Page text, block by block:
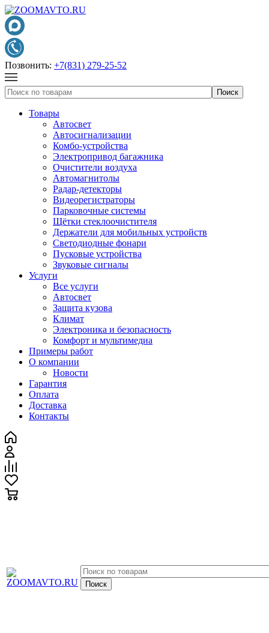
Позвонить: +7(831) 279-25-52
Товары
Автосвет
Автосигнализации
Комбо-устройства
Электропривод багажника
Очистители воздуха
Автомагнитолы
Радар-детекторы
Видеорегистраторы
Парковочные системы
Щётки стеклоочистителя
Держатели для мобильных устройств
Светодиодные фонари
Пусковые устройства
Звуковые сигналы
Услуги
Все услуги
Автосвет
Защита кузова
Климат
Электроника и безопасность
Комфорт и мультимедиа
Примеры работ
О компании
Новости
Гарантия
Оплата
Доставка
Контакты